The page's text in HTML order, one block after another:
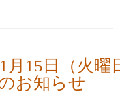
月15日（火
お知らせ